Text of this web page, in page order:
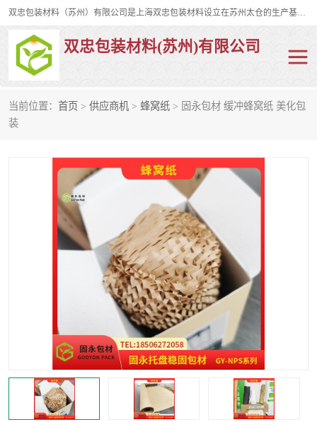
双忠包装材料（苏州）有限公司是上海双忠包装材料设立在苏州太仓的生产基地，占地约2万平米，产品主要有打孔缠绕膜，拉伸蜂窝纸，集装箱充气袋，滑托板，打包带，裹包网兜，防滑纸等箱体和托盘的运输和保护性包材。固永包材®，GooYon Pack®，是我们保护性包装材料的专属品牌。
双忠包装材料(苏州)有限公司
当前位置： 首页 > 供应商机 > 蜂窝纸 > 固永包材 缓冲蜂窝纸 美化包
装
裹包网兜 纤维打包带
充气袋
缠绕膜
托盘裹包网兜